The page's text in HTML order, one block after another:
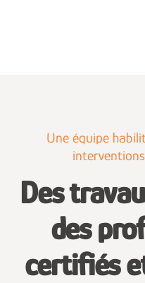
Une équipe
Des
des
certifiés